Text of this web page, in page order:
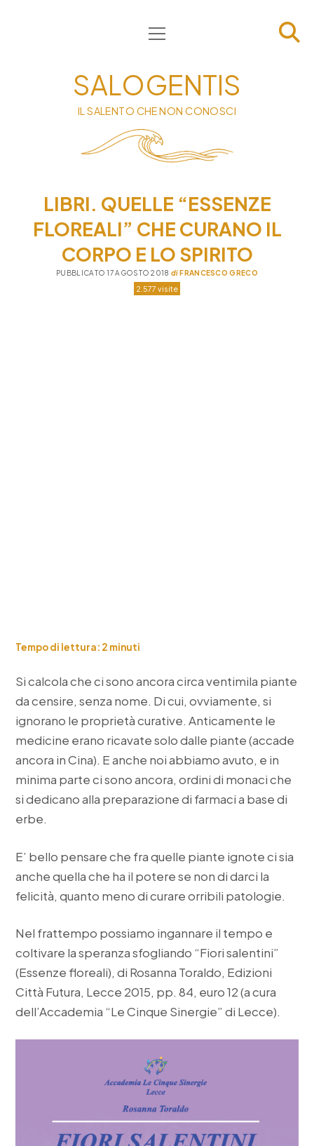
HOME
INFORMATIVA
CONTATTI
PRIVACY & COOKIE POLICY
apri
menu
SALOGENTIS
IL SALENTO CHE NON CONOSCI
LIBRI. QUELLE “ESSENZE
FLOREALI” CHE CURANO IL
CORPO E LO SPIRITO
PUBBLICATO 17 AGOSTO 2018 diFRANCESCO GRECO
2.577 visite
Tempo di lettura: 2 minuti
Si calcola che ci sono ancora circa ventimila piante
da censire, senza nome. Di cui, ovviamente, si
ignorano le proprietà curative. Anticamente le
medicine erano ricavate solo dalle piante (accade
ancora in Cina). E anche noi abbiamo avuto, e in
minima parte ci sono ancora, ordini di monaci che
si dedicano alla preparazione di farmaci a base di
erbe.
E’ bello pensare che fra quelle piante ignote ci sia
anche quella che ha il potere se non di darci la
felicità, quanto meno di curare orribili patologie.
Nel frattempo possiamo ingannare il tempo e
coltivare la speranza sfogliando “Fiori salentini”
(Essenze floreali), di Rosanna Toraldo, Edizioni
Città Futura, Lecce 2015, pp. 84, euro 12 (a cura
dell’Accademia “Le Cinque Sinergie” di Lecce).